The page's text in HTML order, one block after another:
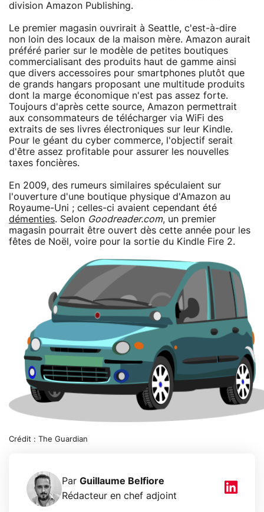
division Amazon Publishing.
Le premier magasin ouvrirait à Seattle, c'est-à-dire
non loin des locaux de la maison mère. Amazon aurait
préféré parier sur le modèle de petites boutiques
commercialisant des produits haut de gamme ainsi
que divers accessoires pour smartphones plutôt que
de grands hangars proposant une multitude produits
dont la marge économique n'est pas assez forte.
Toujours d'après cette source, Amazon permettrait
aux consommateurs de télécharger via WiFi des
extraits de ses livres électroniques sur leur Kindle.
Pour le géant du cyber commerce, l'objectif serait
d'être assez profitable pour assurer les nouvelles
taxes foncières.
En 2009, des rumeurs similaires spéculaient sur
l'ouverture d'une boutique physique d'Amazon au
Royaume-Uni ; celles-ci avaient cependant été
démenties. Selon Goodreader.com, un premier
magasin pourrait être ouvert dès cette année pour les
fêtes de Noël, voire pour la sortie du Kindle Fire 2.
Crédit : The Guardian
Par Guillaume Belfiore
Rédacteur en chef adjoint